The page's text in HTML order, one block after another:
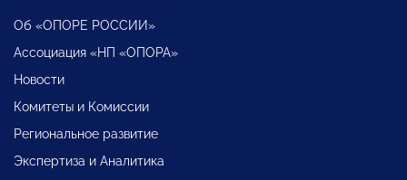
Об «ОПОРЕ РОССИИ»
Ассоциация «НП «ОПОРА»
Новости
Комитеты и Комиссии
Региональное развитие
Экспертиза и Аналитика